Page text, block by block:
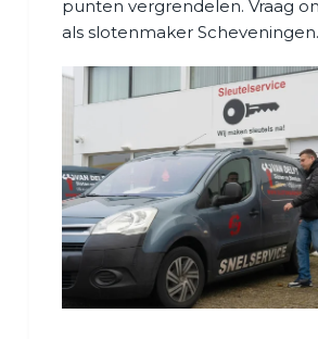
punten vergrendelen. Vraag
als slotenmaker Scheveningen.